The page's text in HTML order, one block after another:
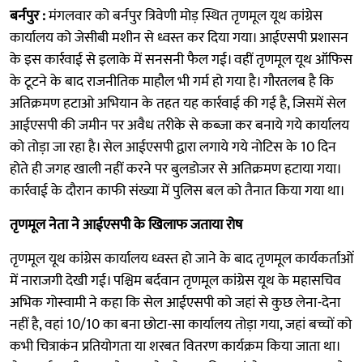
बर्नपुर :मंगलवार को बर्नपुर त्रिवेणी मोड़ स्थित तृणमूल यूथ कांग्रेस
कार्यालय को जेसीबी मशीन से ध्वस्त कर दिया गया। आईएसपी प्रशासन
के इस कार्रवाई से इलाके में सनसनी फैल गई। वहीं तृणमूल यूथ ऑफिस
के टूटने के बाद राजनीतिक माहौल भी गर्म हो गया है। गौरतलब है कि
अतिक्रमण हटाओ अभियान के तहत यह कार्रवाई की गई है, जिसमें सेल
आईएसपी की जमीन पर अवैध तरीके से कब्जा कर बनाये गये कार्यालय
को तोड़ा जा रहा है। सेल आईएसपी द्वारा लगाये गये नोटिस के 10 दिन
होते ही जगह खाली नहीं करने पर बुलडोजर से अतिक्रमण हटाया गया।
कार्रवाई के दौरान काफी संख्या में पुलिस बल को तैनात किया गया था।
तृणमूल नेता ने आईएसपी के खिलाफ जताया रोष
तृणमूल यूथ कांग्रेस कार्यालय ध्वस्त हो जाने के बाद तृणमूल कार्यकर्ताओं
में नाराजगी देखी गई। पश्चिम बर्दवान तृणमूल कांग्रेस यूथ के महासचिव
अभिक गोस्वामी ने कहा कि सेल आईएसपी को जहां से कुछ लेना-देना
नहीं है, वहां 10/10 का बना छोटा-सा कार्यालय तोड़ा गया, जहां बच्चों को
कभी चित्राकंन प्रतियोगता या शरबत वितरण कार्यक्रम किया जाता था।